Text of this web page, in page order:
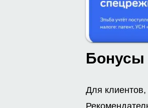
Бонусы
Для